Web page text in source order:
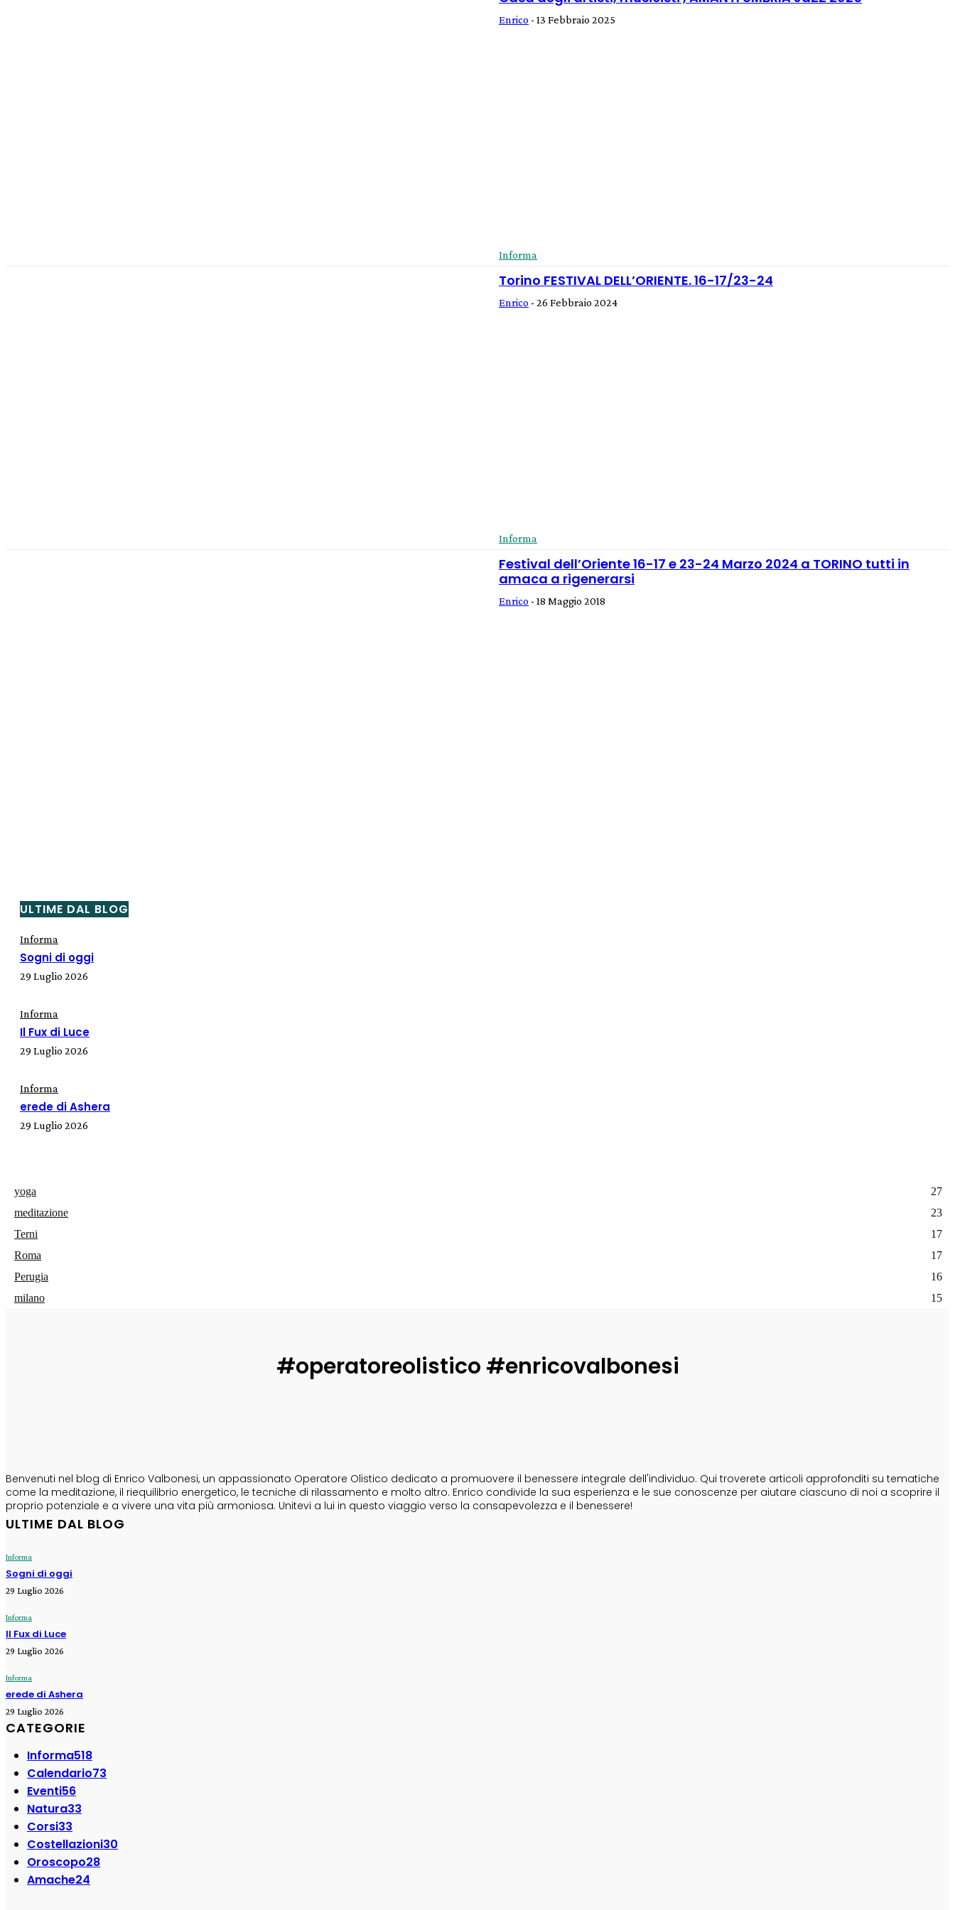
Enrico - 13 Febbraio 2025
Informa
Torino FESTIVAL DELL’ORIENTE. 16-17/23-24
Enrico - 26 Febbraio 2024
Informa
Festival dell’Oriente 16-17 e 23-24 Marzo 2024 a TORINO tutti in
amaca a rigenerarsi
Enrico - 18 Maggio 2018
ULTIME DAL BLOG
Informa
Sogni di oggi
29 Luglio 2026
Informa
Il Fux di Luce
29 Luglio 2026
Informa
erede di Ashera
29 Luglio 2026
yoga
27
meditazione
23
Terni
17
Roma
17
Perugia
16
milano
15
#operatoreolistico #enricovalbonesi
Benvenuti nel blog di Enrico Valbonesi, un appassionato Operatore Olistico dedicato a promuovere il benessere integrale dell'individuo. Qui troverete articoli approfonditi su tematiche
come la meditazione, il riequilibrio energetico, le tecniche di rilassamento e molto altro. Enrico condivide la sua esperienza e le sue conoscenze per aiutare ciascuno di noi a scoprire il
proprio potenziale e a vivere una vita più armoniosa. Unitevi a lui in questo viaggio verso la consapevolezza e il benessere!
ULTIME DAL BLOG
Informa
Sogni di oggi
29 Luglio 2026
Informa
Il Fux di Luce
29 Luglio 2026
Informa
erede di Ashera
29 Luglio 2026
CATEGORIE
Informa518
Calendario73
Eventi56
Natura33
Corsi33
Costellazioni30
Oroscopo28
Amache24